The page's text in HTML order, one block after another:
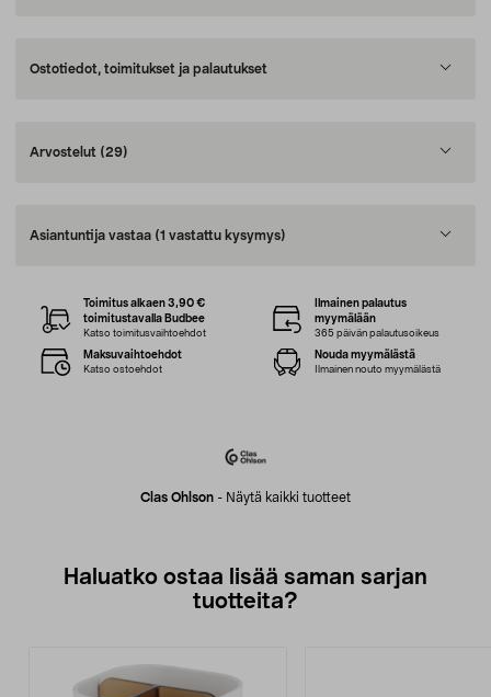
Ostotiedot, toimitukset ja palautukset
Arvostelut (29)
Asiantuntija vastaa (1 vastattu kysymys)
Clas Ohlson - Näytä kaikki tuotteet
Toimitus alkaen 3,90 €
toimitustavalla Budbee
Katso toimitusvaihtoehdot
Ilmainen palautus
myymälään
365 päivän palautusoikeus
Maksuvaihtoehdot
Katso ostoehdot
Nouda myymälästä
Ilmainen nouto myymälästä
Haluatko ostaa lisää saman sarjan
tuotteita?